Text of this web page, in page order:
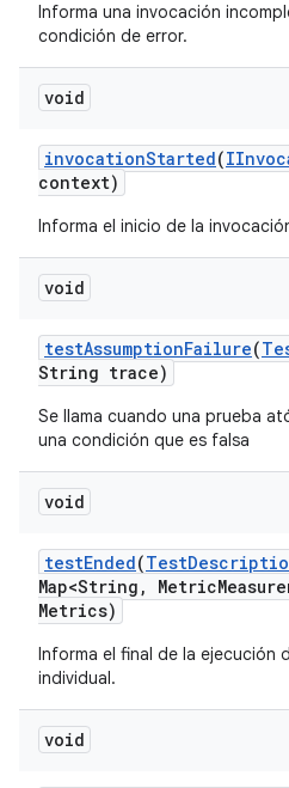
Informa una invocación
condición de error.
void
invocationStarted(
context)
Informa el inicio de la
void
testAssumptionFailure(
String trace)
Se llama cuando una prueba
una condición que es falsa
void
testEnded(Test
Map<String , Metric
Metrics)
Informa el final de la ejecución
individual.
void